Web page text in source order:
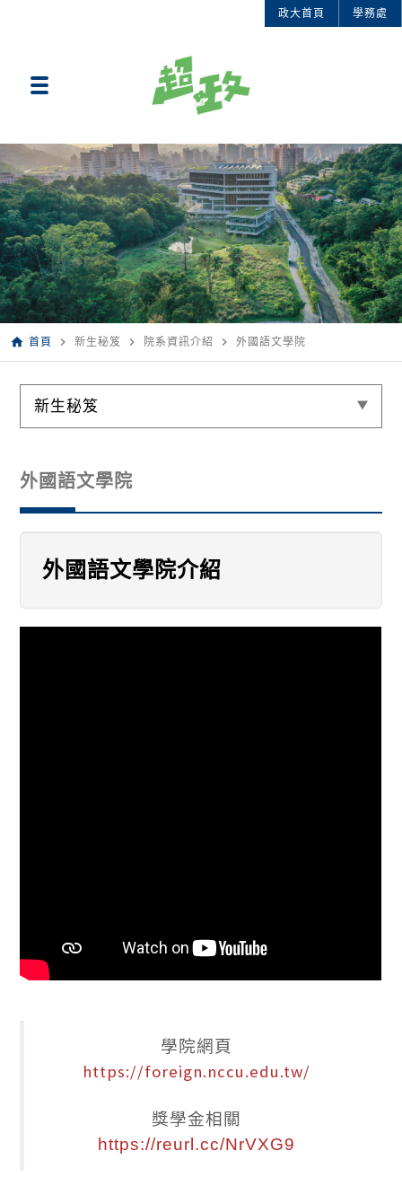
政大首頁 學務處
home 首頁 navigate_next 新生秘笈 navigate_next 院系資訊介紹 navigate_next 外國語文學院
新生秘笈
外國語文學院
外國語文學院介紹
學院網頁
https://foreign.nccu.edu.tw/
獎學金相關
https://reurl.cc/NrVXG9